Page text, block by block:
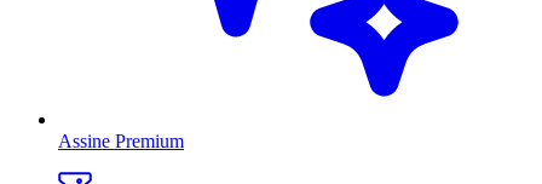
Assine Premium